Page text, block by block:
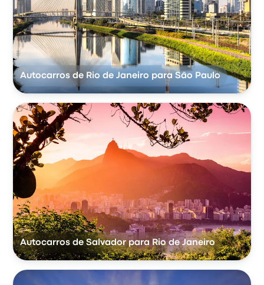
Autocarros de Rio de Janeiro para São Paulo
Autocarros de Salvador para Rio de Janeiro